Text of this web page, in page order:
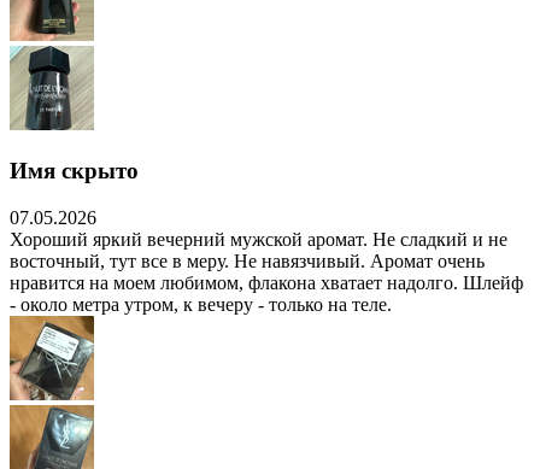
Имя скрыто
07.05.2026
Хороший яркий вечерний мужской аромат. Не сладкий и не
восточный, тут все в меру. Не навязчивый. Аромат очень
нравится на моем любимом, флакона хватает надолго. Шлейф
- около метра утром, к вечеру - только на теле.